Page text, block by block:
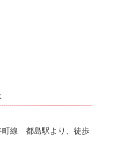
町線 都島駅より、徒歩